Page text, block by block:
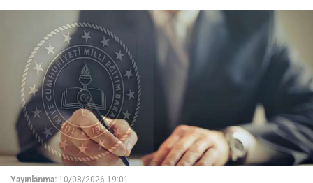
Yayınlanma: 10/08/2026 19:01